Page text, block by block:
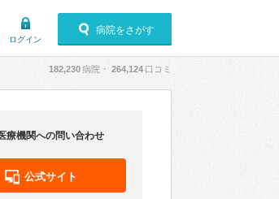
ログイン
病院をさがす
182,230病院・ 264,124 口コミ
療機関への問い合わせ
公式サイト